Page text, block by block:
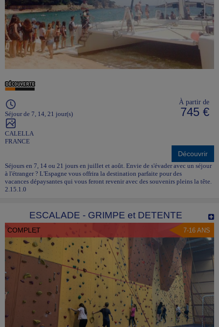
Séjour de 7, 14, 21 jour(s)
CALELLA
FRANCE
À partir de
745 €
Découvrir
Séjours en 7, 14 ou 21 jours en juillet et août. Envie de s'évader avec un séjour
à l'étranger ? L'Espagne vous offrira la destination parfaite pour des
vacances dépaysantes qui vous feront revenir avec des souvenirs pleins la tête.
2.15.1.0
ESCALADE - GRIMPE et DETENTE
COMPLET 7-16 ANS